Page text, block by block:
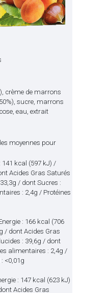
crème de marrons
sucre, marrons
eau, extrait
moyennes pour
141 kcal (597 kJ) /
Acides Gras Saturés
/ dont Sucres :
: 2,4g / Protéines
: 166 kcal (706
/ dont Acides Gras
: 39,6g / dont
alimentaires : 2,4g /
<0,01g
: 147 kcal (623 kJ)
Acides Gras